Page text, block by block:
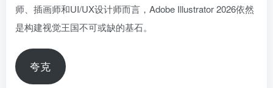
师、插画师和UI/UX设计师而言，Adobe Illustrator 2026依然
是构建视觉王国不可或缺的基石。
夸克